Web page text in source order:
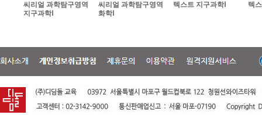
씨리얼 과학탐구영역
지구과학Ⅰ
씨리얼 과학탐구영역
화학Ⅰ
텍스트 지구과학Ⅰ 텍